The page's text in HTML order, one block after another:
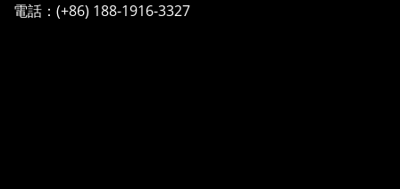
電話：(+86) 188-1916-3327